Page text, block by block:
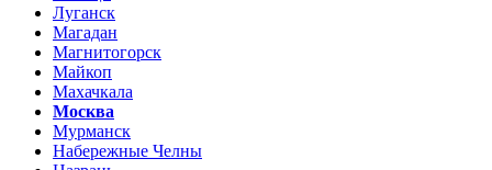
Луганск
Магадан
Магнитогорск
Майкоп
Махачкала
Москва
Мурманск
Набережные Челны